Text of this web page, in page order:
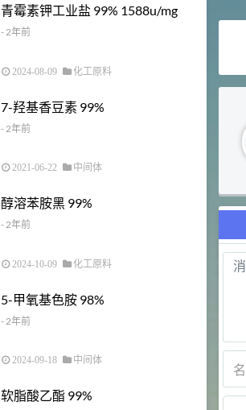
青霉素钾工业盐 99% 1588u/mg
- 2年前
2024-08-09 化工原料
7-羟基香豆素 99%
- 2年前
2021-06-22 中间体
醇溶苯胺黑 99%
- 2年前
2024-10-09 化工原料
5-甲氧基色胺 98%
- 2年前
2024-09-18 中间体
软脂酸乙酯 99%
11.25
34.8